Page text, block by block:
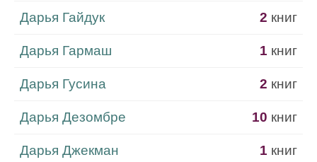
Дарья Гайдук 2 книг
Дарья Гармаш 1 книг
Дарья Гусина 2 книг
Дарья Дезомбре 10 книг
Дарья Джекман 1 книг